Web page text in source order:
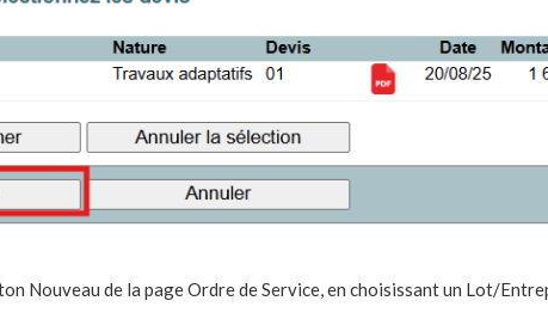
Nouveau de la page Ordre de Service, en choisissant un Lot/